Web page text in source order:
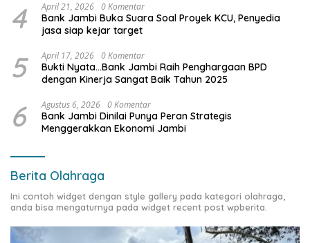
4 April 21, 2026 0 Komentar
Bank Jambi Buka Suara Soal Proyek KCU, Penyedia
jasa siap kejar target
5 April 17, 2026 0 Komentar
Bukti Nyata…Bank Jambi Raih Penghargaan BPD
dengan Kinerja Sangat Baik Tahun 2025
6 Agustus 6, 2026 0 Komentar
Bank Jambi Dinilai Punya Peran Strategis
Menggerakkan Ekonomi Jambi
Berita Olahraga
Ini contoh widget dengan style gallery pada kategori olahraga,
anda bisa mengaturnya pada widget recent post wpberita.